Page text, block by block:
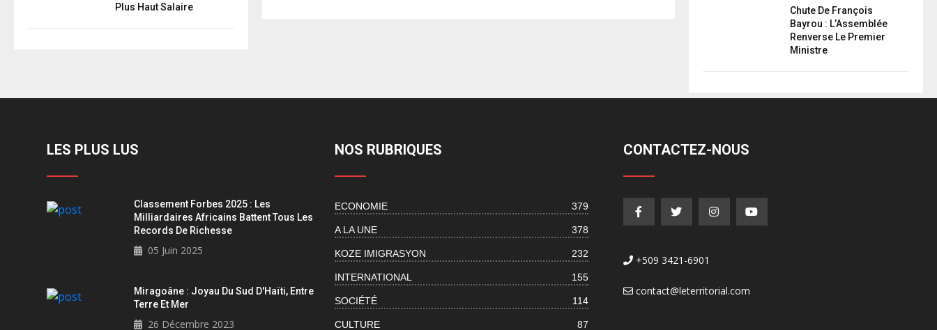
Plus Haut Salaire
Chute De François
Bayrou : L’Assemblée
Renverse Le Premier
Ministre
LES PLUS LUS
Classement Forbes 2025 : Les
Milliardaires Africains Battent Tous Les
Records De Richesse
05 Juin 2025
Miragoâne : Joyau Du Sud D'Haïti, Entre
Terre Et Mer
26 Décembre 2023
NOS RUBRIQUES
ECONOMIE 379
A LA UNE 378
KOZE IMIGRASYON 232
INTERNATIONAL 155
SOCIÉTÉ 114
CULTURE 87
CONTACTEZ-NOUS
+509 3421-6901
contact@leterritorial.com